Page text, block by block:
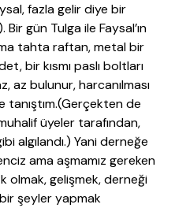
fazla gelir diye bir
gün Tulga ile Faysal’ın
tahta raftan, metal bir
bir kısmı paslı boltları
az bulunur, harcanılması
tanıştım.(Gerçekten de
üyeler tarafından,
algılandı.) Yani derneğe
ama aşmamız gereken
olmak, gelişmek, derneği
şeyler yapmak